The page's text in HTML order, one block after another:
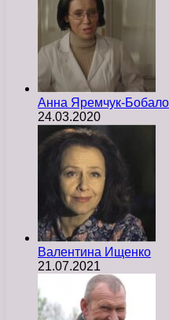
Анна Яремчук-Бобало
24.03.2020
Валентина Ищенко
21.07.2021